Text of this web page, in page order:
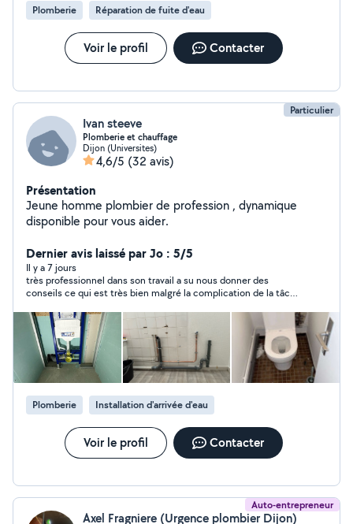
Plomberie Réparation de fuite d'eau
Voir le profil Contacter
Particulier
Ivan steeve
Plomberie et chauffage
Dijon (Universites)
4,6/5 (32 avis)
Présentation
Jeune homme plombier de profession , dynamique
disponible pour vous aider.
Dernier avis laissé par Jo : 5/5
Il y a 7 jours
très professionnel dans son travail a su nous donner des
conseils ce qui est très bien malgré la complication de la tâche
Plomberie Installation d'arrivée d'eau
Voir le profil Contacter
Auto-entrepreneur
Axel Fragniere (Urgence plombier Dijon)